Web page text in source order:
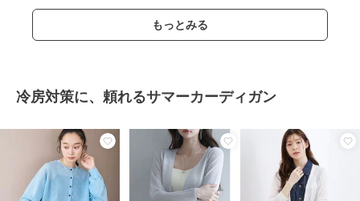
もっとみる
冷房対策に、頼れるサマーカーディガン